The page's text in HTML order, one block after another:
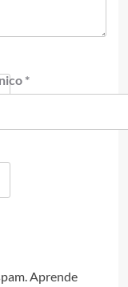
*
Aprende